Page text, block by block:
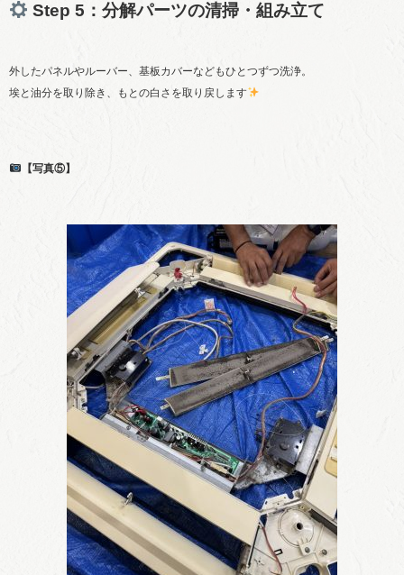
Step 5：分解パーツの清掃・組み立て
外したパネルやルーバー、基板カバーなどもひとつずつ洗浄。
埃と油分を取り除き、もとの白さを取り戻します
【写真⑤】